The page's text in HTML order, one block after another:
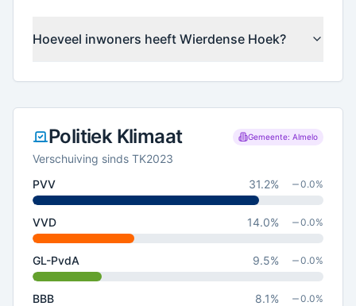
Hoeveel inwoners heeft Wierdense Hoek?
Politiek Klimaat Gemeente: Almelo
Verschuiving sinds TK2023
PVV
31.2% 0.0%
VVD 14.0% 0.0%
GL-PvdA 9.5% 0.0%
BBB 8.1% 0.0%